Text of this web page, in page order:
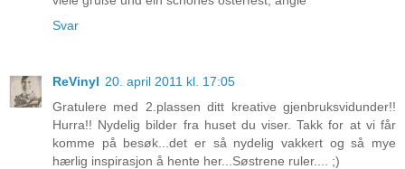
Svar
ReVinyl 20. april 2011 kl. 17:05
Gratulere med 2.plassen ditt kreative gjenbruksvidunder!!
Hurra!! Nydelig bilder fra huset du viser. Takk for at vi får
komme på besøk...det er så nydelig vakkert og så mye
hærlig inspirasjon å hente her...Søstrene ruler.... ;)